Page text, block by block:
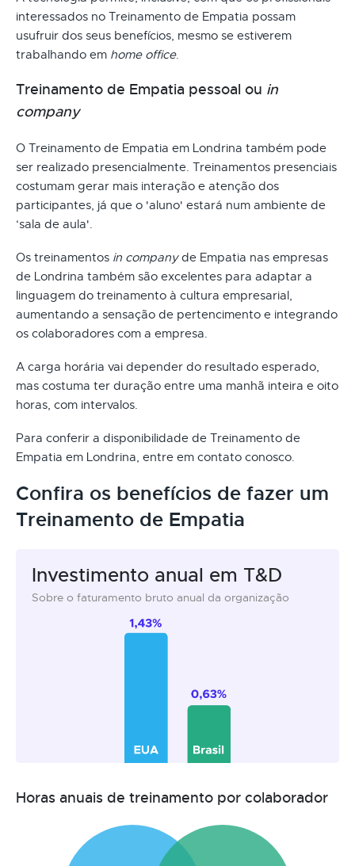
interessados no Treinamento de Empatia possam
usufruir dos seus benefícios, mesmo se estiverem
trabalhando em home office.
Treinamento de Empatia pessoal ou in
company
O Treinamento de Empatia em Londrina também pode
ser realizado presencialmente. Treinamentos presenciais
costumam gerar mais interação e atenção dos
participantes, já que o 'aluno' estará num ambiente de
‘sala de aula'.
Os treinamentos in companyde Empatia nas empresas
de Londrina também são excelentes para adaptar a
linguagem do treinamento à cultura empresarial,
aumentando a sensação de pertencimento e integrando
os colaboradores com a empresa.
A carga horária vai depender do resultado esperado,
mas costuma ter duração entre uma manhã inteira e oito
horas, com intervalos.
Para conferir a disponibilidade de Treinamento de
Empatia em Londrina, entre em contato conosco.
Confira os benefícios de fazer um
Treinamento de Empatia
Investimento anual em T&D
Sobre o faturamento bruto anual da organização
Horas anuais de treinamento por colaborador